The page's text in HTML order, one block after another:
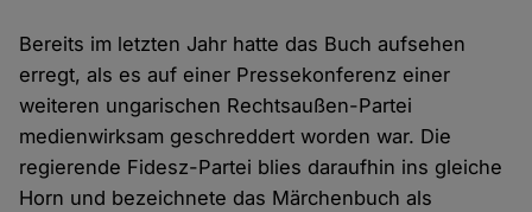
Bereits im letzten Jahr hatte das Buch aufsehen
erregt, als es auf einer Pressekonferenz einer
weiteren ungarischen Rechtsaußen-Partei
medienwirksam geschreddert worden war. Die
regierende Fidesz-Partei blies daraufhin ins gleiche
Horn und bezeichnete das Märchenbuch als